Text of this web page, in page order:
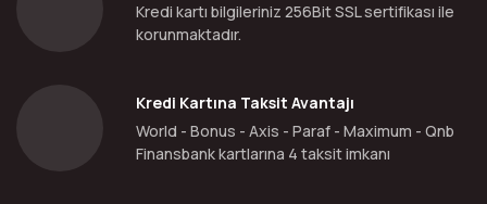
Kredi kartı bilgileriniz 256Bit SSL sertifikası ile
korunmaktadır.
Kredi Kartına Taksit Avantajı
World - Bonus - Axis - Paraf - Maximum - Qnb
Finansbank kartlarına 4 taksit imkanı